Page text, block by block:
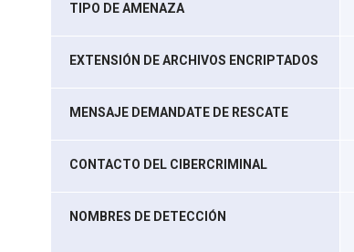
TIPO DE AMENAZA
EXTENSIÓN DE ARCHIVOS ENCRIPTADOS
MENSAJE DEMANDATE DE RESCATE
CONTACTO DEL CIBERCRIMINAL
NOMBRES DE DETECCIÓN